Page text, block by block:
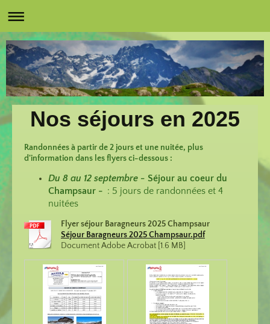
Nos séjours en 2025
Randonnées à partir de 2 jours et une nuitée, plus
d'information dans les flyers ci-dessous :
Du 8 au 12 septembre - Séjour au coeur du
Champsaur - : 5 jours de randonnées et 4
nuitées
Flyer séjour Baragneurs 2025 Champsaur
Séjour Baragneurs 2025 Champsaur.pdf
Document Adobe Acrobat [1.6 MB]